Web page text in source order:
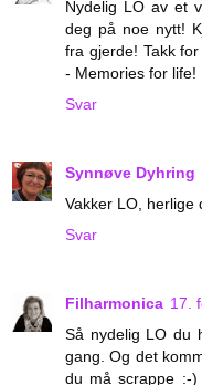
Nydelig LO av et
deg på noe nytt!
fra gjerde! Takk
- Memories for life!
Svar
Synnøve Dyhring
Vakker LO, herlige
Svar
Filharmonica 17.
Så nydelig LO du
gang. Og det
du må scrappe :-